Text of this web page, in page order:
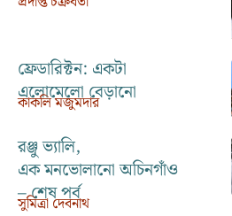
ফ্রেডারিক্টন: একটা
এলোমেলো বেড়ানো
কাকলি মজুমদার
রঞ্জু ভ্যালি,
এক মনভোলানো অচিনগাঁও
– শেষ পর্ব
সুমিত্রা দেবনাথ